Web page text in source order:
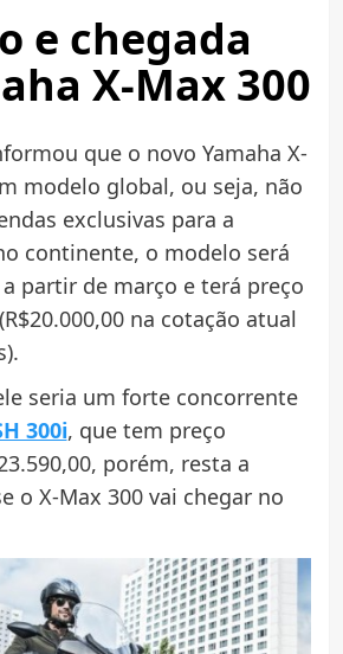
e chegada
X-Max 300
que o novo Yamaha X-
modelo global, ou seja, não
exclusivas para a
continente, o modelo será
partir de março e terá preço
na cotação atual
seria um forte concorrente
300i, que tem preço
porém, resta a
o X-Max 300 vai chegar no